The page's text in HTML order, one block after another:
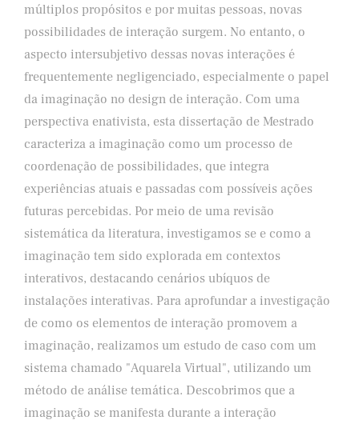
múltiplos propósitos e por muitas pessoas, novas
possibilidades de interação surgem. No entanto, o
aspecto intersubjetivo dessas novas interações é
frequentemente negligenciado, especialmente o papel
da imaginação no design de interação. Com uma
perspectiva enativista, esta dissertação de Mestrado
caracteriza a imaginação como um processo de
coordenação de possibilidades, que integra
experiências atuais e passadas com possíveis ações
futuras percebidas. Por meio de uma revisão
sistemática da literatura, investigamos se e como a
imaginação tem sido explorada em contextos
interativos, destacando cenários ubíquos de
instalações interativas. Para aprofundar a investigação
de como os elementos de interação promovem a
imaginação, realizamos um estudo de caso com um
sistema chamado "Aquarela Virtual", utilizando um
método de análise temática. Descobrimos que a
imaginação se manifesta durante a interação